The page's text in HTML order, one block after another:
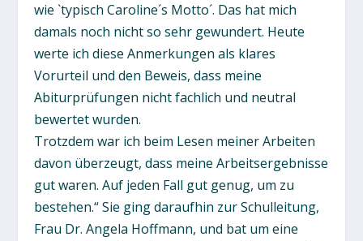
wie `typisch Caroline´s Motto´. Das hat mich
damals noch nicht so sehr gewundert. Heute
werte ich diese Anmerkungen als klares
Vorurteil und den Beweis, dass meine
Abiturprüfungen nicht fachlich und neutral
bewertet wurden.
Trotzdem war ich beim Lesen meiner Arbeiten
davon überzeugt, dass meine Arbeitsergebnisse
gut waren. Auf jeden Fall gut genug, um zu
bestehen.“ Sie ging daraufhin zur Schulleitung,
Frau Dr. Angela Hoffmann, und bat um eine